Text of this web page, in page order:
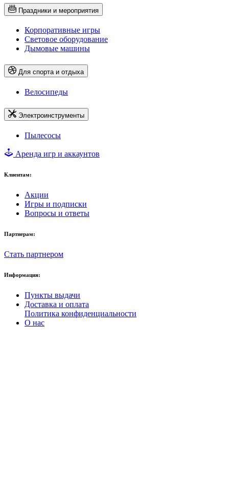
Праздники и мероприятия
Корпоративные игры
Световое оборудование
Дымовые машины
Для спорта и отдыха
Велосипеды
Электроинструменты
Пылесосы
Аренда игр и аккаунтов
Клиентам:
Акции
Игры и подписки
Вопросы и ответы
Партнерам:
Стать партнером
Информация:
Пункты выдачи
Доставка и оплата
Политика конфиденциальности
О нас